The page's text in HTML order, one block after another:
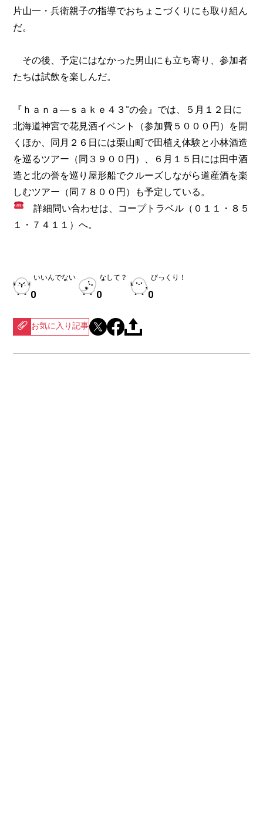
片山一・兵衛親子の指導でおちょこづくりにも取り組ん
だ。
その後、予定にはなかった男山にも立ち寄り、参加者
たちは試飲を楽しんだ。
『ｈａｎａ―ｓａｋｅ４３°の会』では、５月１２日に
北海道神宮で花見酒イベント（参加費５０００円）を開
くほか、同月２６日には栗山町で田植え体験と小林酒造
を巡るツアー（同３９００円）、６月１５日には田中酒
造と北の誉を巡り屋形船でクルーズしながら道産酒を楽
しむツアー（同７８００円）も予定している。
詳細問い合わせは、コープトラベル（ ０１１・８５
１・７４１１）へ。
いいんでない
0
なして？
0
びっくり！
0
お気に入り記事